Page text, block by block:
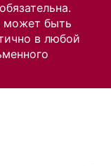
может быть
в любой